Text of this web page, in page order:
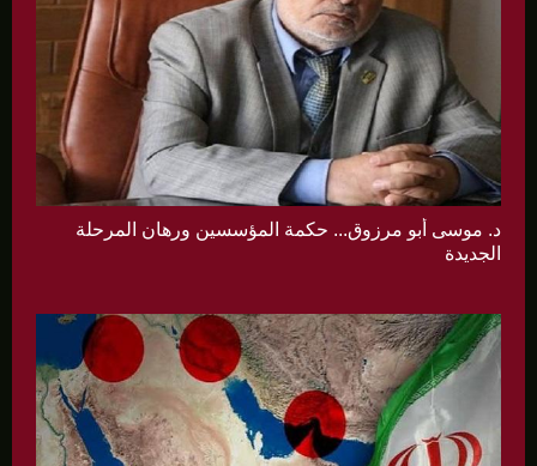
د. موسى أبو مرزوق... حكمة المؤسسين ورهان المرحلة
الجديدة